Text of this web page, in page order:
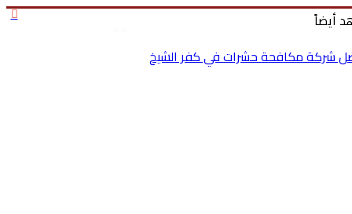
أيضاً
شركة مكافحة حشرات في كفر الشيخ